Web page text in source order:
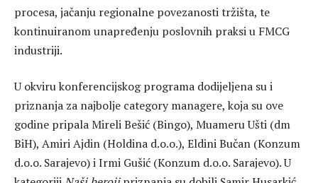
procesa, jačanju regionalne povezanosti tržišta, te
kontinuiranom unapređenju poslovnih praksi u FMCG
industriji.
U okviru konferencijskog programa dodijeljena su i
priznanja za najbolje category managere, koja su ove
godine pripala Mireli Bešić (Bingo), Muameru Ušti (dm
BiH), Amiri Ajdin (Holdina d.o.o.), Eldini Bučan (Konzum
d.o.o. Sarajevo) i Irmi Gušić (Konzum d.o.o. Sarajevo). U